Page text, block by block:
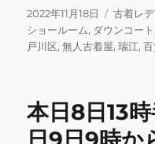
c
e
o
it
te
ai
l
投
稿
日:
2022年11月18日
カ
テ
ゴ
古着レ
ショールーム, ダウンコート
戸川区,無人古着屋,瑞江,
本日8日13